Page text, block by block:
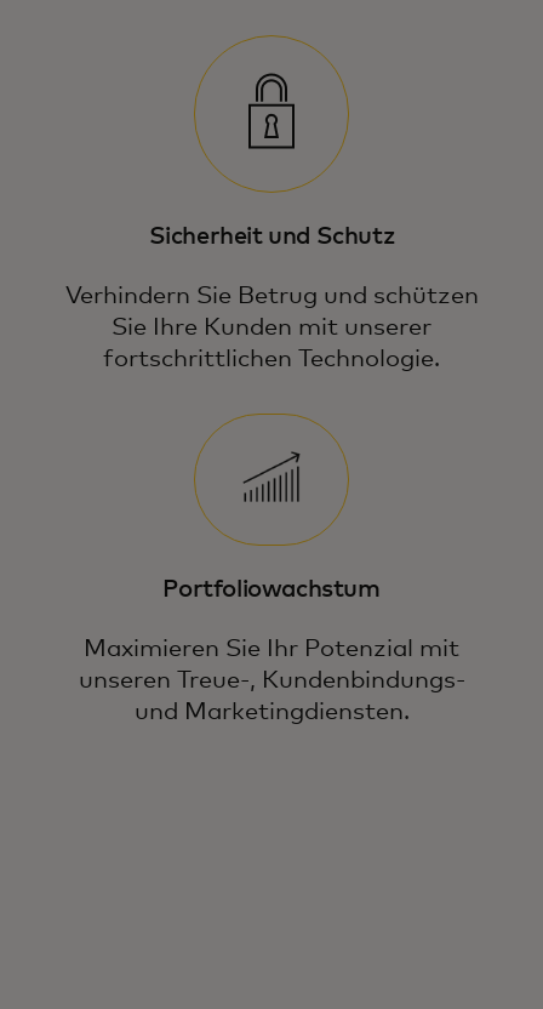
Sicherheit und Schutz
Verhindern Sie Betrug und schützen
Sie Ihre Kunden mit unserer
fortschrittlichen Technologie.
Portfoliowachstum
Maximieren Sie Ihr Potenzial mit
unseren Treue-, Kundenbindungs-
und Marketingdiensten.